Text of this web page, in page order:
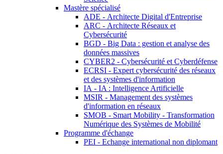
Mastère spécialisé
ADE - Architecte Digital d'Entreprise
ARC - Architecte Réseaux et
Cybersécurité
BGD - Big Data : gestion et analyse des
données massives
CYBER2 - Cybersécurité et Cyberdéfense
ECRSI - Expert cybersécurité des réseaux
et des systèmes d'information
IA - IA : Intelligence Artificielle
MSIR - Management des systèmes
d'information en réseaux
SMOB - Smart Mobility - Transformation
Numérique des Systèmes de Mobilité
Programme d'échange
PEI - Echange international non diplomant